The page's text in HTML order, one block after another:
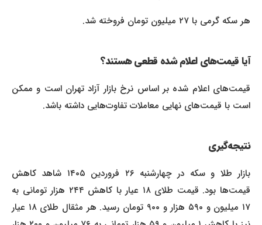
هر سکه گرمی با ۲۷ میلیون تومان فروخته شد.
آیا قیمت‌های اعلام شده قطعی هستند؟
قیمت‌های اعلام شده بر اساس نرخ بازار آزاد تهران است و ممکن
است با قیمت‌های نهایی معاملات تفاوت‌هایی داشته باشد.
نتیجه‌گیری
بازار طلا و سکه در چهارشنبه ۲۶ فروردین ۱۴۰۵ شاهد کاهش
قیمت‌ها بود. قیمت طلای ۱۸ عیار با کاهش ۲۴۴ هزار تومانی به
۱۷ میلیون و ۵۹۰ هزار و ۹۰۰ تومان رسید. هر مثقال طلای ۱۸ عیار